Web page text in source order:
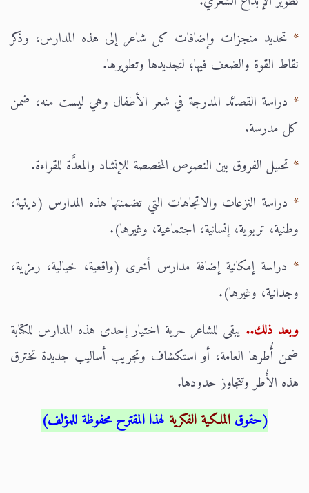
* تحديد منجزات وإضافات كل شاعر إلى هذه المدارس، وذكر
نقاط القوة والضعف فيها؛ لتجديدها وتطويرها.
* دراسة القصائد المدرجة في شعر الأطفال وهي ليست منه، ضمن
كل مدرسة.
* تحليل الفروق بين النصوص المخصصة للإنشاد والمعدَّة للقراءة.
* دراسة النزعات والاتجاهات التي تضمنتها هذه المدارس (دينية،
وطنية، تربوية، إنسانية، اجتماعية، وغيرها).
* دراسة إمكانية إضافة مدارس أخرى (واقعية، خيالية، رمزية،
وجدانية، وغيرها).
وبعد ذلك.. يبقى للشاعر حرية اختيار إحدى هذه المدارس للكتابة
ضمن أُطرها العامة، أو استكشاف وتجريب أساليب جديدة تخترق
هذه الأُطر وتتجاوز حدودها.
(حقوقالملكية الفكرية لهذا المقترحمحفوظة للمؤلف)